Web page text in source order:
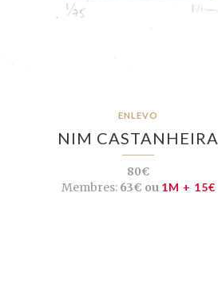
ENLEVO
NIM CASTANHEIRA
80€
Membres:63€ ou 1M + 15€